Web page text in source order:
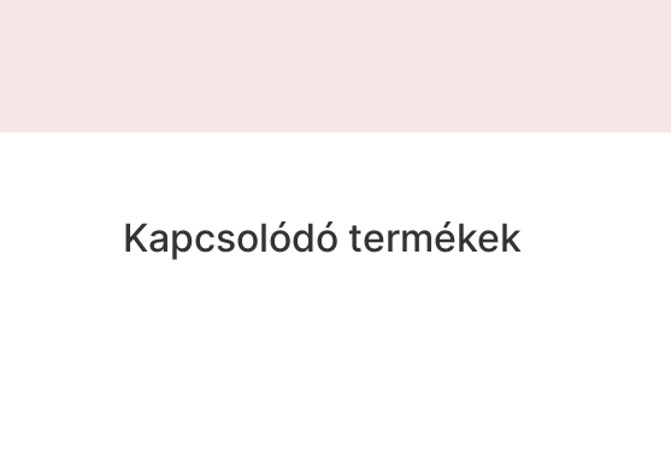
Kapcsolódó termékek